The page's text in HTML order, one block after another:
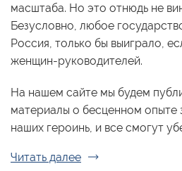
масштаба. Но это отнюдь не
Безусловно, любое
Россия, только бы выиграло,
женщин-руководителей.
На нашем сайте мы будем
материалы о бесценном опыте
наших героинь, и все смогут
Читать далее